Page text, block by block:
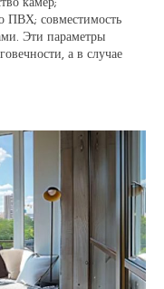
камер;
ПВХ; совместимость
Эти параметры
а в случае